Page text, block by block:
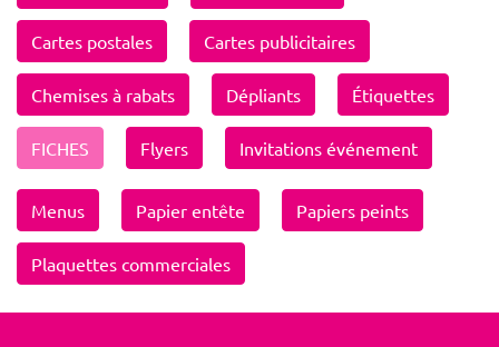
Cartes postales Cartes publicitaires
Chemises à rabats Dépliants Étiquettes
FICHES Flyers Invitations événement
Menus Papier entête Papiers peints
Plaquettes commerciales